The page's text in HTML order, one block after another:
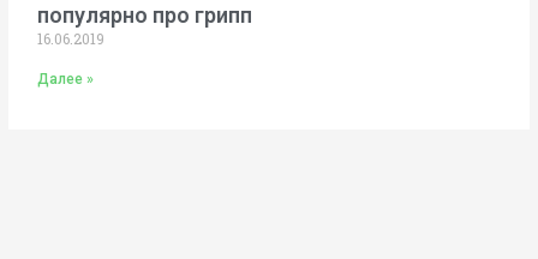
популярно про грипп
16.06.2019
Далее »